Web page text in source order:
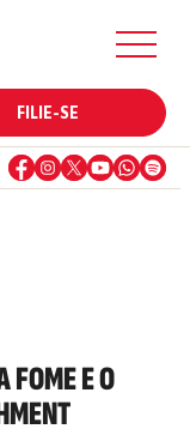
FILIE-SE
FOME E O